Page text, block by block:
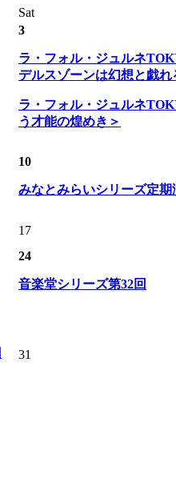
Sat
3
ラ・フォル・ジュルネ
デルスゾーンは幻想と戯れ
ラ・フォル・ジュルネ
う才能の煌めき＞
10
みなとみらいシリーズ定期
17
24
音楽堂シリーズ第32回
31